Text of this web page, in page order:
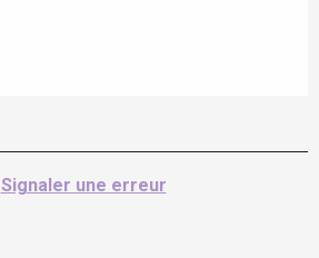
Signaler une erreur